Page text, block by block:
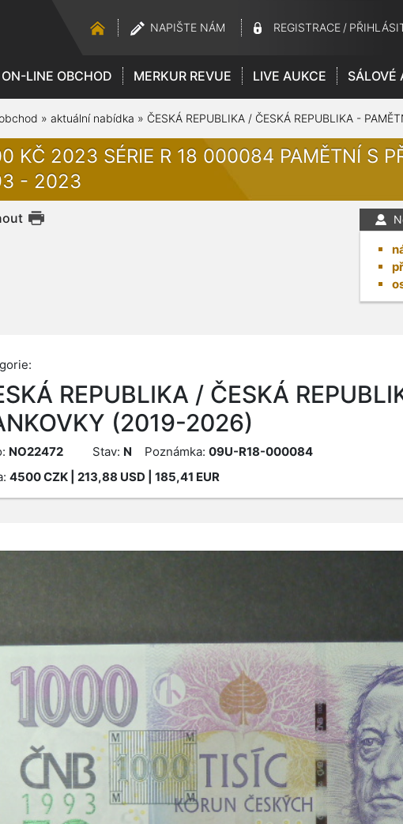
NAPIŠTE NÁM REGISTRACE /
ON-LINE OBCHOD MERKUR REVUE LIVE AUKCE SÁLOVÉ
» aktuální nabídka » ČESKÁ REPUBLIKA / ČESKÁ REPUBLIKA -
KČ 2023 SÉRIE R 18 000084 PAMĚTNÍ S
- 2023
REPUBLIKA / ČESKÁ
(2019-2026)
NO22472 Stav: N Poznámka: 09U-R18-000084
4500CZK| 213,88 USD | 185,41 EUR